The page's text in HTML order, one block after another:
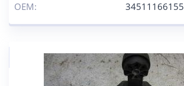
OEM:
34511166155